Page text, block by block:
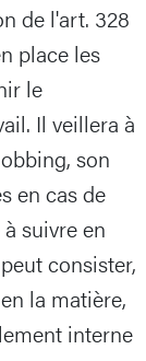
de l'art. 328
place les
le
Il veillera à
son
en cas de
suivre en
consister,
la matière,
interne